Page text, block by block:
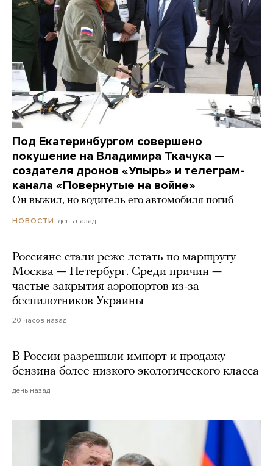
Под Екатеринбургом совершено
покушение на Владимира Ткачука —
создателя дронов «Упырь» и телеграм-
канала «Повернутые на войне»
Он выжил, но водитель его автомобиля погиб
НОВОСТИ день назад
Россияне стали реже летать по маршруту
Москва — Петербург. Среди причин —
частые закрытия аэропортов из-за
беспилотников Украины
20 часов назад
В России разрешили импорт и продажу
бензина более низкого экологического класса
день назад